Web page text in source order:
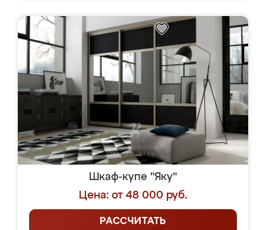
Шкаф-купе "Яку"
Цена: от 48 000 руб.
РАССЧИТАТЬ